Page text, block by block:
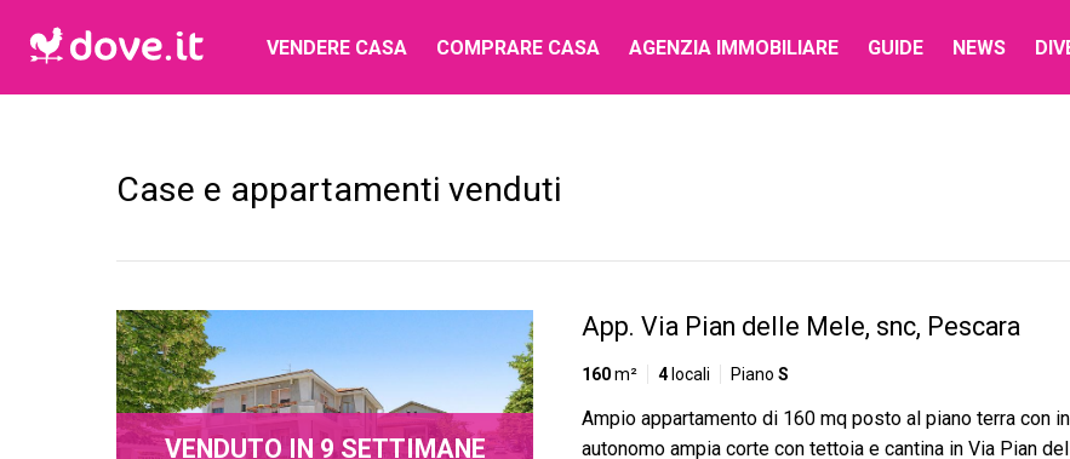
VENDERE CASA COMPRARE CASA AGENZIA IMMOBILIARE GUIDE NEWS
Case e appartamenti venduti
App. Via Pian delle Mele, snc, Pescara
160m² 4locali Piano S
Ampio appartamento di 160 mq posto al piano terra con
autonomo ampia corte con tettoia e cantina in Via Pian
VENDUTO IN 9 SETTIMANE